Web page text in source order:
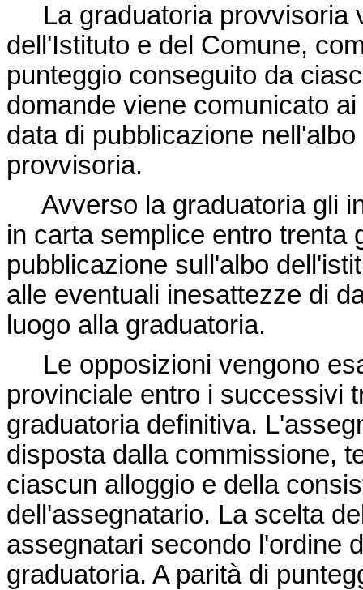
La graduatoria provvisoria
dell'Istituto e del Comune,
punteggio conseguito da
domande viene comunicato
data di pubblicazione
provvisoria.
Avverso la graduatoria gli
in carta semplice entro trenta
pubblicazione sull'albo
alle eventuali inesattezze di
luogo alla graduatoria.
Le opposizioni vengono
provinciale entro i successivi
graduatoria definitiva.
disposta dalla commissione,
ciascun alloggio e della
dell'assegnatario. La scelta
assegnatari secondo l'ordine
graduatoria. A parità di